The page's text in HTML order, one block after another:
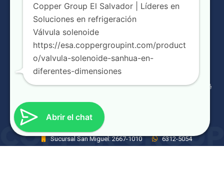
NUESTRAS SUCURSALES
Urbanización Jardines de la Libertad, Boulevard Merliot Block
C #5, Santa Tecla
Prolongación Alameda Juan Pablo II N° 349, San Salvador
21 Calle Poniente #106, entrada frente a Diparvel de la Av. José
Sucursal Merliot: 2240-1390
2246-3700
Sucursal San Miguel: 2667-1010
6312-5054
Abrir el chat
Copper Group El Salvador | Líderes en
Soluciones en refrigeración
Válvula solenoide
https://esa.coppergroupint.com/product
o/valvula-solenoide-sanhua-en-
diferentes-dimensiones